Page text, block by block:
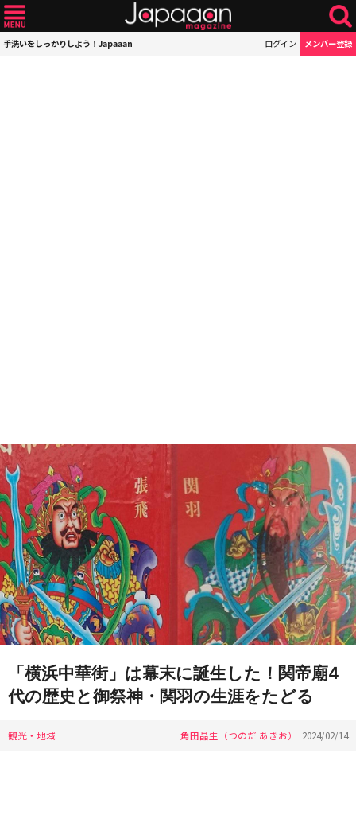
手洗いをしっかりしよう！Japaaan ログイン メンバー登録
「横浜中華街」は幕末に誕生した！関帝廟4
代の歴史と御祭神・関羽の生涯をたどる
観光・地域 角田晶生（つのだ あきお） 2024/02/14